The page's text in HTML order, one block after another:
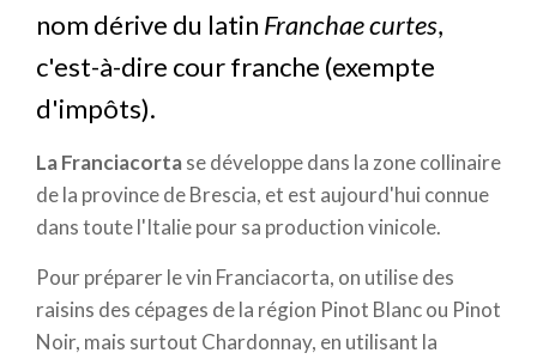
nom dérive du latin Franchae curtes,
c'est-à-dire cour franche (exempte
d'impôts).
La Franciacortase développe dans la zone collinaire
de la province de Brescia, et est aujourd'hui connue
dans toute l'Italie pour sa production vinicole.
Pour préparer le vin Franciacorta, on utilise des
raisins des cépages de la région Pinot Blanc ou Pinot
Noir, mais surtout Chardonnay, en utilisant la